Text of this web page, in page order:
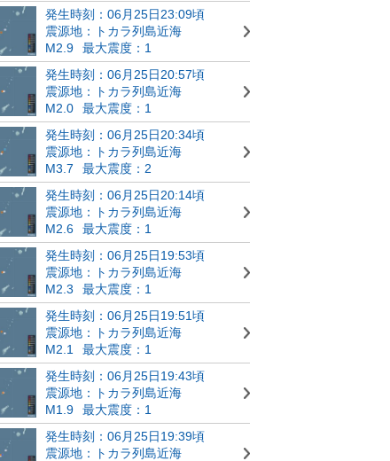
発生時刻：06月25日23:09頃
震源地：トカラ列島近海
M2.9
最大震度：1
発生時刻：06月25日20:57頃
震源地：トカラ列島近海
M2.0
最大震度：1
発生時刻：06月25日20:34頃
震源地：トカラ列島近海
M3.7
最大震度：2
発生時刻：06月25日20:14頃
震源地：トカラ列島近海
M2.6
最大震度：1
発生時刻：06月25日19:53頃
震源地：トカラ列島近海
M2.3
最大震度：1
発生時刻：06月25日19:51頃
震源地：トカラ列島近海
M2.1
最大震度：1
発生時刻：06月25日19:43頃
震源地：トカラ列島近海
M1.9
最大震度：1
発生時刻：06月25日19:39頃
震源地：トカラ列島近海